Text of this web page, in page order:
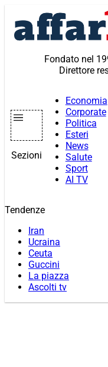
contenuto
Fondato nel
Direttore
Sezioni
Economia
Corporate
Politica
Esteri
News
Salute
Sport
AI TV
Tendenze
Iran
Ucraina
Ceuta
Guccini
La piazza
Ascolti tv